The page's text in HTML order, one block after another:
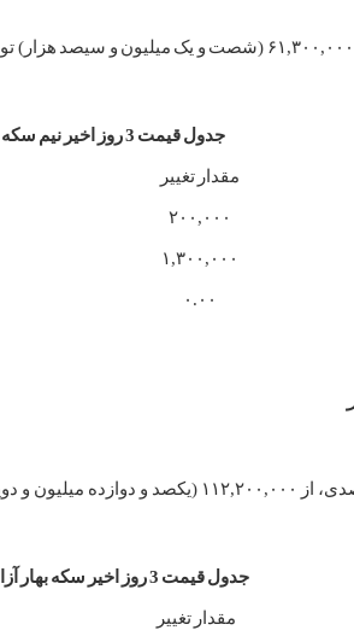
جدول قیمت 3 روز اخیر نیم سکه
مقدار تغییر
۲۰۰,۰۰۰
۱,۳۰۰,۰۰۰
۰.۰۰
جدول قیمت 3 روز اخیر سکه بهار آزادی
مقدار تغییر